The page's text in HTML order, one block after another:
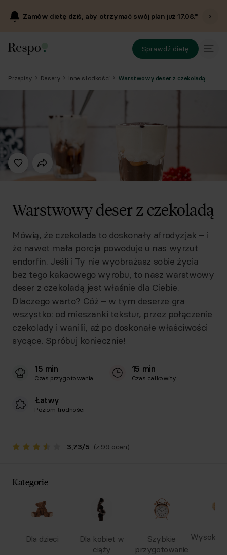
Zamów dietę dziś, aby otrzymać swój plan już17.08.*
Sprawdź dietę
Przepisy Desery Inne słodkości Warstwowy deser z czekoladą
Warstwowy deser z czekoladą
Mówią, że czekolada to doskonały afrodyzjak – i
że nawet mała porcja powoduje u nas wyrzut
endorfin. Jeśli i Ty nie wyobrażasz sobie życia
bez tego kakaowego wyrobu, to nasz warstwowy
deser z czekoladą jest właśnie dla Ciebie.
Dlaczego warto? Cóż – w tym deserze gra
wszystko: od mieszanki tekstur, przez połączenie
czekolady i wanilii, aż po doskonałe właściwości
sycące. Spróbuj koniecznie!
15 min
Czas przygotowania
15 min
Czas całkowity
Łatwy
Poziom trudności
3,73/5 (z 99 ocen)
Kategorie
Dla dzieci
Dla kobiet w
ciąży
Szybkie
przygotowanie